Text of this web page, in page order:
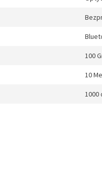
100
10
1000